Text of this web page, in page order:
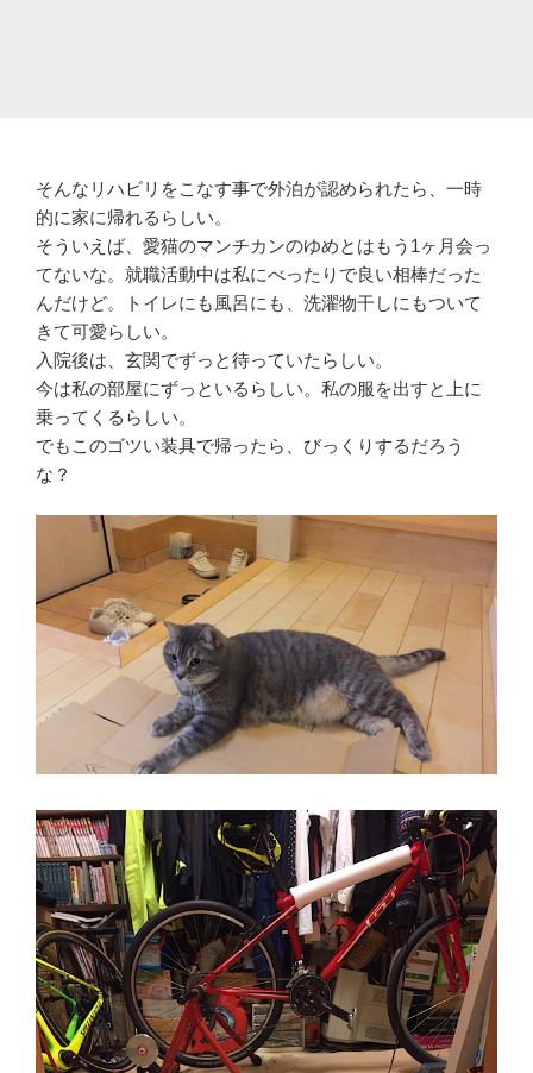
そんなリハビリをこなす事で外泊が認められたら、一時
的に家に帰れるらしい。
そういえば、愛猫のマンチカンのゆめとはもう1ヶ月会っ
てないな。就職活動中は私にべったりで良い相棒だった
んだけど。トイレにも風呂にも、洗濯物干しにもついて
きて可愛らしい。
入院後は、玄関でずっと待っていたらしい。
今は私の部屋にずっといるらしい。私の服を出すと上に
乗ってくるらしい。
でもこのゴツい装具で帰ったら、びっくりするだろう
な？